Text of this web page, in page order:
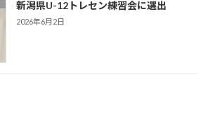
新潟県U-12トレセン練習会に選出
2026年6月2日